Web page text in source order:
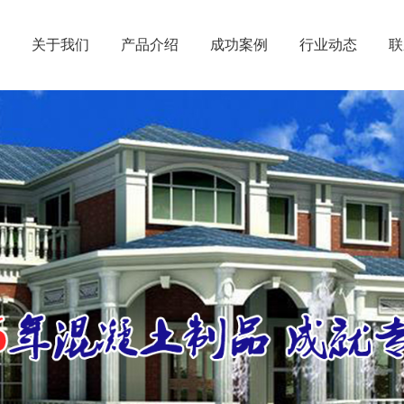
关于我们 产品介绍 成功案例 行业动态